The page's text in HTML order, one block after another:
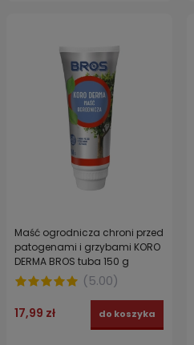
Maść ogrodnicza chroni przed
patogenami i grzybami KORO
DERMA BROS tuba 150 g
(5.00)
17,99 zł do koszyka